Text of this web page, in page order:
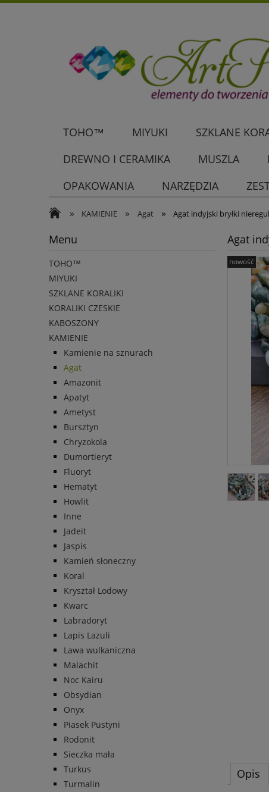
TOHO™ MIYUKI SZKLANE
DREWNO I CERAMIKA
MUSZLA
OPAKOWANIA
NARZĘDZIA
» KAMIENIE » Agat » Agat indyjski bryłki
Menu
TOHO™
MIYUKI
SZKLANE KORALIKI
KORALIKI CZESKIE
KABOSZONY
KAMIENIE
Kamienie na sznurach
Agat
Amazonit
Apatyt
Ametyst
Bursztyn
Chryzokola
Dumortieryt
Fluoryt
Hematyt
Howlit
Inne
Jadeit
Jaspis
Kamień słoneczny
Koral
Kryształ Lodowy
Kwarc
Labradoryt
Lapis Lazuli
Lawa wulkaniczna
Malachit
Noc Kairu
Obsydian
Onyx
Piasek Pustyni
Rodonit
Sieczka mała
Turkus
Turmalin
Agat
nowość
Opis